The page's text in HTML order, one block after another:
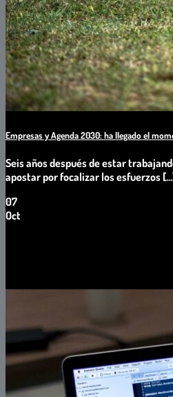
Empresas y Agenda 2030: ha llegado el
Seis años después de estar
apostar por focalizar los esfuerzos
07
Oct